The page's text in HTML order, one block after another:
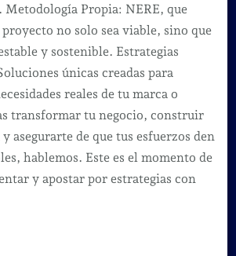
Propia: NERE, que
proyecto no solo sea viable, sino que
y sostenible. Estrategias
únicas creadas para
reales de tu marca o
transformar tu negocio, construir
asegurarte de que tus esfuerzos den
hablemos. Este es el momento de
y apostar por estrategias con